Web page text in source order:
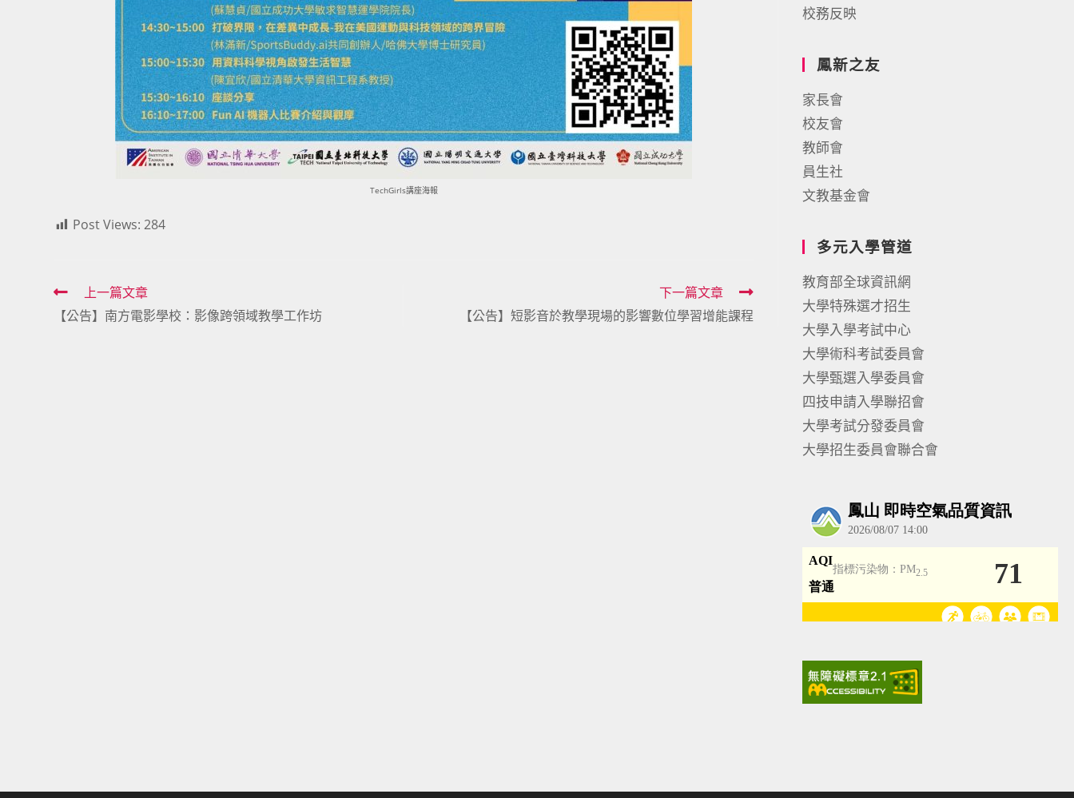
TechGirls講座海報
Post Views: 284
Read
more
上一篇文章
【公告】南方電影學校：影像跨領域教學工作坊
下一篇文章
【公告】短影音於教學現場的影響數位學習增能課程
校務反映
鳳新之友
家長會
校友會
教師會
員生社
文教基金會
多元入學管道
教育部全球資訊網
大學特殊選才招生
大學入學考試中心
大學術科考試委員會
大學甄選入學委員會
四技申請入學聯招會
大學考試分發委員會
大學招生委員會聯合會